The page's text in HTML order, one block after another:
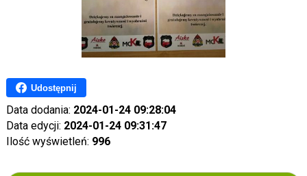
Udostępnij
Data dodania: 2024-01-24 09:28:04
Data edycji: 2024-01-24 09:31:47
Ilość wyświetleń: 996